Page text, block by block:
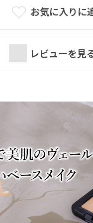
お気に入りに
レビューを見
ジベージュ)』となります。